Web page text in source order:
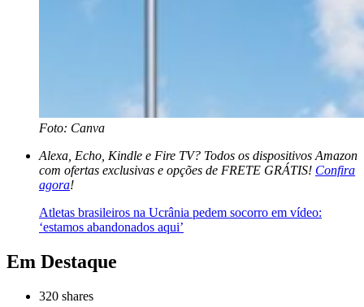
Foto: Canva
Alexa, Echo, Kindle e Fire TV? Todos os dispositivos Amazon
com ofertas exclusivas e opções de FRETE GRÁTIS! Confira
agora!
Atletas brasileiros na Ucrânia pedem socorro em vídeo:
‘estamos abandonados aqui’
Em Destaque
320 shares